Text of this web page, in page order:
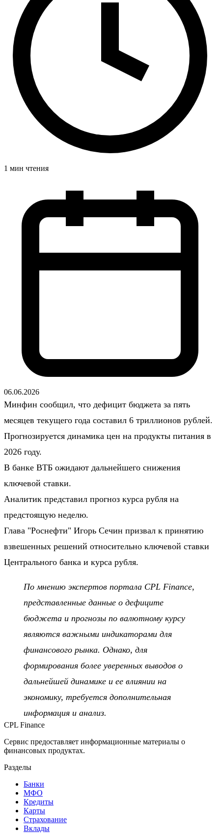
1 мин чтения
06.06.2026
Минфин сообщил, что дефицит бюджета за пять
месяцев текущего года составил 6 триллионов рублей.
Прогнозируется динамика цен на продукты питания в
2026 году.
В банке ВТБ ожидают дальнейшего снижения
ключевой ставки.
Аналитик представил прогноз курса рубля на
предстоящую неделю.
Глава "Роснефти" Игорь Сечин призвал к принятию
взвешенных решений относительно ключевой ставки
Центрального банка и курса рубля.
По мнению экспертов портала CPL Finance,
представленные данные о дефиците
бюджета и прогнозы по валютному курсу
являются важными индикаторами для
финансового рынка. Однако, для
формирования более уверенных выводов о
дальнейшей динамике и ее влиянии на
экономику, требуется дополнительная
информация и анализ.
CPL Finance
Сервис предоставляет информационные материалы о
финансовых продуктах.
Разделы
Банки
МФО
Кредиты
Карты
Страхование
Вклады